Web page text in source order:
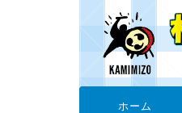
ホーム